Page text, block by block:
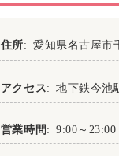
住所: 愛知県名古屋市
アクセス : 地下鉄今池
営業時間 : 9:00～23:00